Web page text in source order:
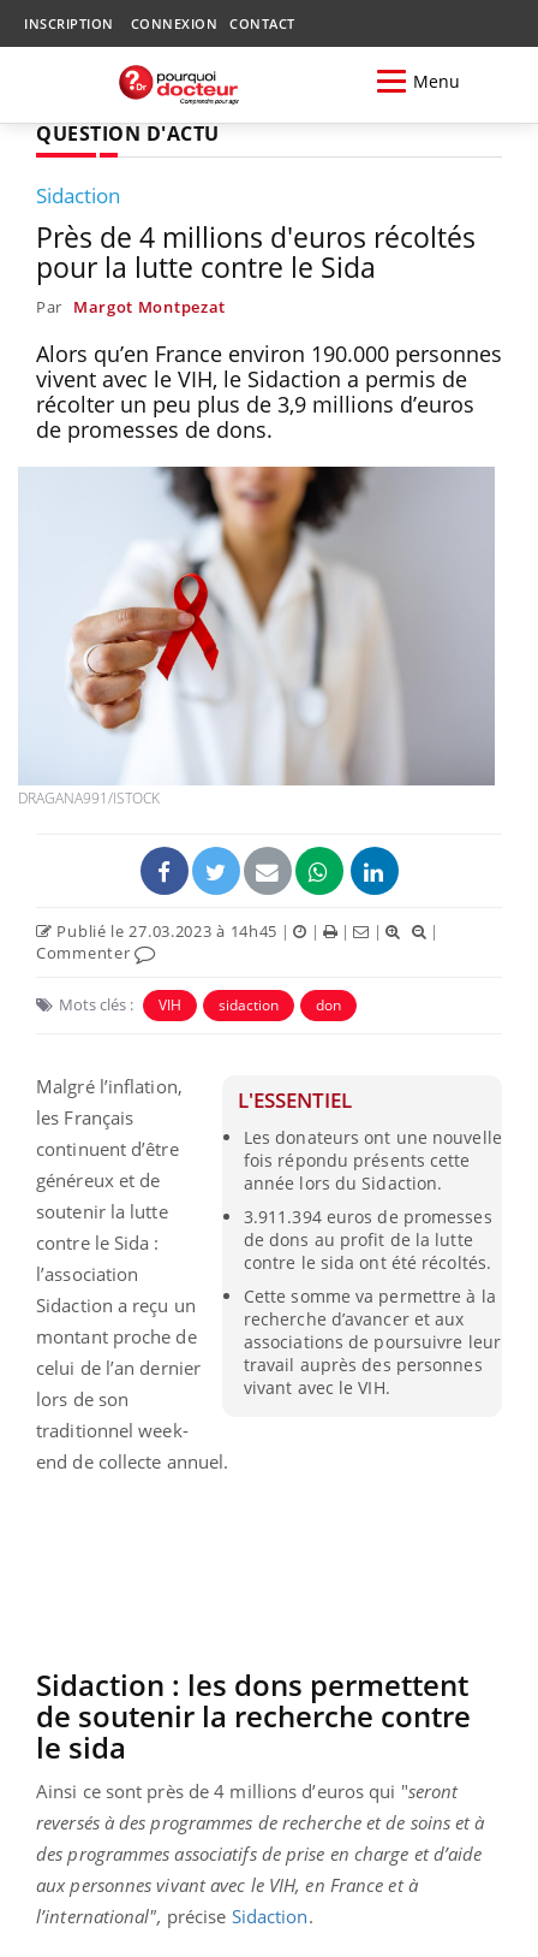
INSCRIPTION CONNEXION CONTACT
Menu
QUESTION D'ACTU
Sidaction
Près de 4 millions d'euros récoltés
pour la lutte contre le Sida
Par Margot Montpezat
Alors qu’en France environ 190.000 personnes
vivent avec le VIH, le Sidaction a permis de
récolter un peu plus de 3,9 millions d’euros
de promesses de dons.
DRAGANA991/ISTOCK
Publié le 27.03.2023 à 14h45 | | | |
|
Commenter
Mots clés : VIH sidaction don
L'ESSENTIEL
Les donateurs ont une nouvelle
fois répondu présents cette
année lors du Sidaction.
3.911.394 euros de promesses
de dons au profit de la lutte
contre le sida ont été récoltés.
Cette somme va permettre à la
recherche d’avancer et aux
associations de poursuivre leur
travail auprès des personnes
vivant avec le VIH.
Malgré l’inflation,
les Français
continuent d’être
généreux et de
soutenir la lutte
contre le Sida :
l’association
Sidaction a reçu un
montant proche de
celui de l’an dernier
lors de son
traditionnel week-
end de collecte annuel.
Sidaction : les dons permettent
de soutenir la recherche contre
le sida
Ainsi ce sont près de 4 millions d’euros qui "seront
reversés à des programmes de recherche et de soins et à
des programmes associatifs de prise en charge et d’aide
aux personnes vivant avec le VIH, en France et à
l’international", précise Sidaction.